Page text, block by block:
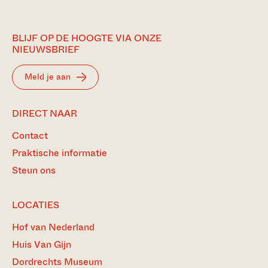
BLIJF OP DE HOOGTE VIA ONZE
NIEUWSBRIEF
Meld je aan
DIRECT NAAR
Contact
Praktische informatie
Steun ons
LOCATIES
Hof van Nederland
Huis Van Gijn
Dordrechts Museum